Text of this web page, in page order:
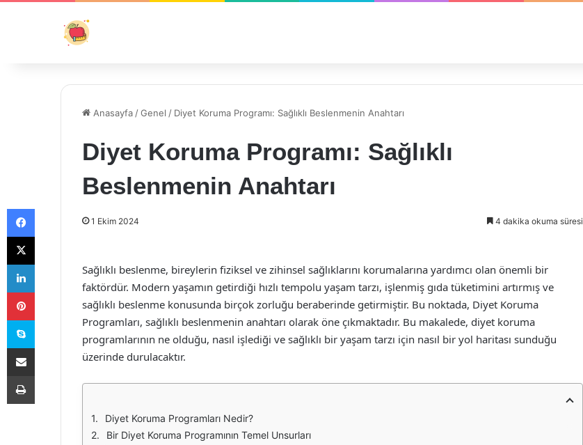
Anasayfa /Genel / Diyet Koruma Programı: Sağlıklı Beslenmenin Anahtarı
Diyet Koruma Programı: Sağlıklı
Beslenmenin Anahtarı
1 Ekim 2024 4 dakika okuma süresi
Sağlıklı beslenme, bireylerin fiziksel ve zihinsel sağlıklarını korumalarına yardımcı olan önemli bir
faktördür. Modern yaşamın getirdiği hızlı tempolu yaşam tarzı, işlenmiş gıda tüketimini artırmış ve
sağlıklı beslenme konusunda birçok zorluğu beraberinde getirmiştir. Bu noktada, Diyet Koruma
Programları, sağlıklı beslenmenin anahtarı olarak öne çıkmaktadır. Bu makalede, diyet koruma
programlarının ne olduğu, nasıl işlediği ve sağlıklı bir yaşam tarzı için nasıl bir yol haritası sunduğu
üzerinde durulacaktır.
Diyet Koruma Programları Nedir?
Bir Diyet Koruma Programının Temel Unsurları
Facebook
X
LinkedIn
Pinterest
Skype
E-Posta ile paylaş